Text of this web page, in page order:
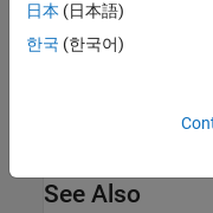
This operator
object fields.
See Also
日本 (日本語)
한국 (한국어)